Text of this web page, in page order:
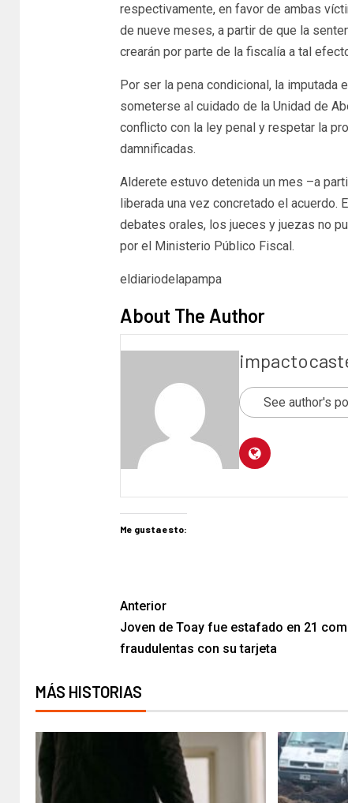
respectivamente, en favor de ambas
de nueve meses, a partir de que la
crearán por parte de la fiscalía a tal
Por ser la pena condicional, la imputada
someterse al cuidado de la Unidad de
conflicto con la ley penal y respetar la
damnificadas.
Alderete estuvo detenida un mes –a
liberada una vez concretado el
debates orales, los jueces y juezas no
por el Ministerio Público Fiscal.
eldiariodelapampa
About The Author
See author's
Me gusta esto:
Anterior
Joven de Toay fue estafado en 21
fraudulentas con su tarjeta
MÁS HISTORIAS